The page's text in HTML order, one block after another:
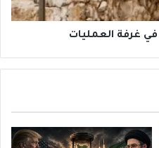
غرفة العمليات